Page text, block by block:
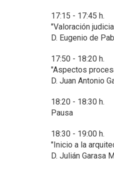
17:15 - 17:45 h.
"Valoración
D. Eugenio de
17:50 - 18:20 h.
"Aspectos
D. Juan Antonio
18:20 - 18:30 h.
Pausa
18:30 - 19:00 h.
"Inicio a la
D. Julián Garasa